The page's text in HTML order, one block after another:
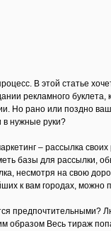
В этой статье
рекламного
Но рано или поздно
в нужные руки?
– рассылка
базы для рассылки,
несмотря на свою
к вам городах,
предпочтительными?
Весь тираж